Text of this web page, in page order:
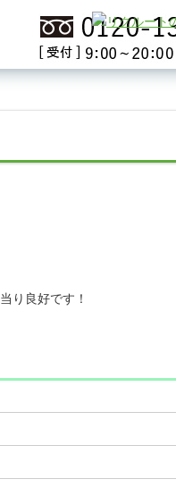
り良好です！